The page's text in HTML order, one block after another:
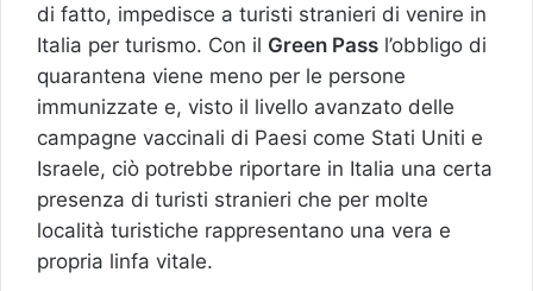
di fatto, impedisce a turisti stranieri di venire in
Italia per turismo. Con il Green Pass l’obbligo di
quarantena viene meno per le persone
immunizzate e, visto il livello avanzato delle
campagne vaccinali di Paesi come Stati Uniti e
Israele, ciò potrebbe riportare in Italia una certa
presenza di turisti stranieri che per molte
località turistiche rappresentano una vera e
propria linfa vitale.